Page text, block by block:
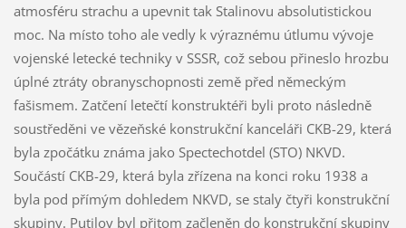
atmosféru strachu a upevnit tak Stalinovu absolutistickou
moc. Na místo toho ale vedly k výraznému útlumu vývoje
vojenské letecké techniky v SSSR, což sebou přineslo hrozbu
úplné ztráty obranyschopnosti země před německým
fašismem. Zatčení letečtí konstruktéři byli proto následně
soustředěni ve vězeňské konstrukční kanceláři CKB-29, která
byla zpočátku známa jako Spectechotdel (STO) NKVD.
Součástí CKB-29, která byla zřízena na konci roku 1938 a
byla pod přímým dohledem NKVD, se staly čtyři konstrukční
skupiny. Putilov byl přitom začleněn do konstrukční skupiny